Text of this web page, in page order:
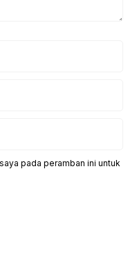
pada peramban ini untuk